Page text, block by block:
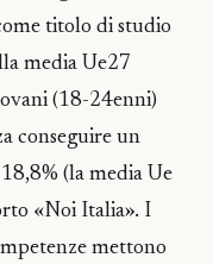
titolo di studio
media Ue27
(18-24enni)
conseguire un
(la media Ue
«Noi Italia». I
mettono